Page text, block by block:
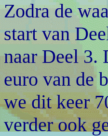
Zodra de
start van
naar Deel 3.
euro van de
we dit keer
verder ook